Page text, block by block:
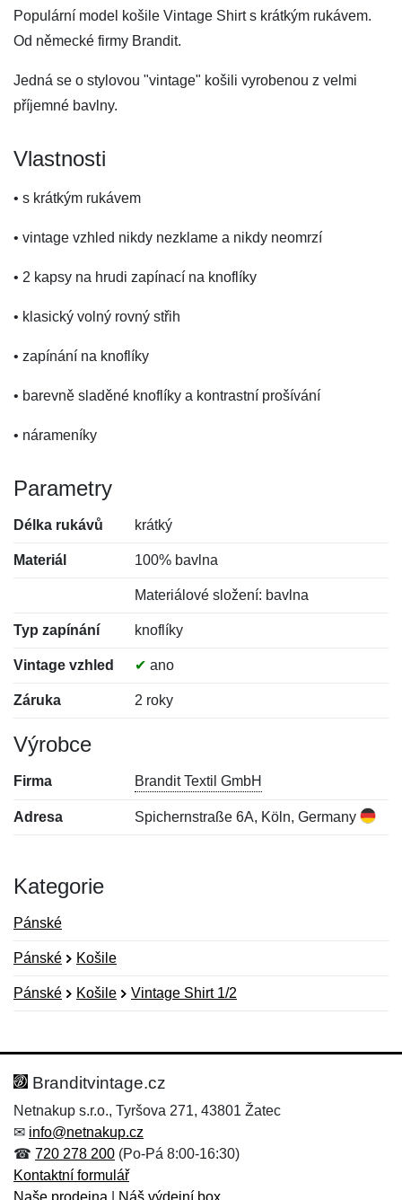
Populární model košile Vintage Shirt s krátkým rukávem.
Od německé firmy Brandit.
Jedná se o stylovou "vintage" košili vyrobenou z velmi
příjemné bavlny.
Vlastnosti
• s krátkým rukávem
• vintage vzhled nikdy nezklame a nikdy neomrzí
• 2 kapsy na hrudi zapínací na knoflíky
• klasický volný rovný střih
• zapínání na knoflíky
• barevně sladěné knoflíky a kontrastní prošívání
• nárameníky
Parametry
Délka rukávů krátký
Materiál 100% bavlna
Materiálové složení: bavlna
Typ zapínání knoflíky
Vintage vzhled ✔ ano
Záruka 2 roky
Výrobce
Firma Brandit Textil GmbH
Adresa Spichernstraße 6A, Köln, Germany
Kategorie
Pánské
Pánské Košile
Pánské Košile Vintage Shirt 1/2
Hodnocení:
Jméno: *
Jméno:
E-mail:*
Branditvintage.cz
Netnakup s.r.o., Tyršova 271, 43801 Žatec
✉ info@netnakup.cz
☎ 720 278 200 (Po-Pá 8:00-16:30)
Kontaktní formulář
Naše prodejna
Náš výdejní box